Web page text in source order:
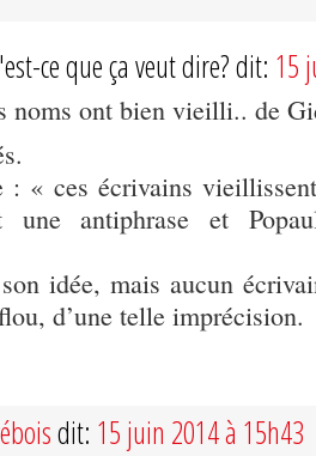
ce que ça veut dire? dit: 15
noms ont bien vieilli.. de
: « ces écrivains
une antiphrase et
idée, mais aucun
d’une telle imprécision.
dit: 15 juin 2014 à 15h43